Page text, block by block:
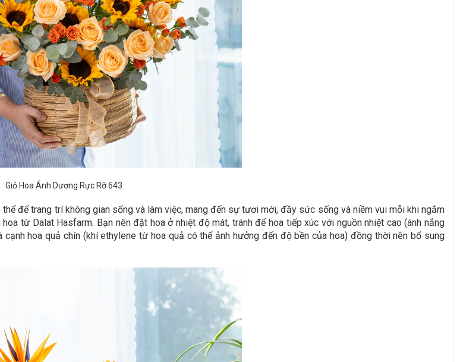
Giỏ Hoa Ánh Dương Rực Rỡ 643
thể để trang trí không gian sống và làm việc, mang đến sự tươi mới, đầy sức sống và niềm vui mỗi khi ngắm
từ Dalat Hasfarm. Bạn nên đặt hoa ở nhiệt độ mát, tránh để hoa tiếp xúc với nguồn nhiệt cao (ánh nắng
hoa quả chín (khí ethylene từ hoa quả có thể ảnh hưởng đến độ bền của hoa) đồng thời nên bổ sung